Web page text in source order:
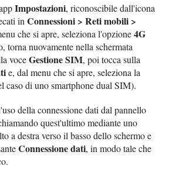
Impostazioni, riconoscibile dall'icona
inConnessioni > Reti mobili >
che si apre, seleziona l'opzione4G
torna nuovamente nella schermata
voceGestione SIM, poi tocca sulla
e, dal menu che si apre, seleziona la
caso di uno smartphone dual SIM).
della connessione dati dal pannello
quest'ultimo mediante uno
a destra verso il basso dello schermo e
Connessione dati, in modo tale che